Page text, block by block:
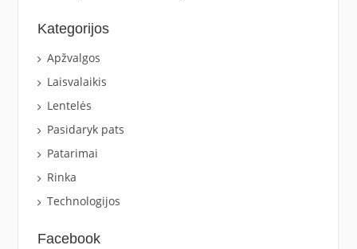
Kategorijos
Apžvalgos
Laisvalaikis
Lentelės
Pasidaryk pats
Patarimai
Rinka
Technologijos
Facebook